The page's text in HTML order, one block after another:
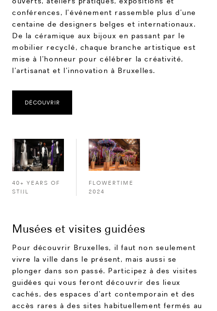
conférences, l’événement rassemble plus d’une
centaine de designers belges et internationaux.
De la céramique aux bijoux en passant par le
mobilier recyclé, chaque branche artistique est
mise à l’honneur pour célébrer la créativité,
l’artisanat et l’innovation à Bruxelles.
DÉCOUVRIR
40+ YEARS OF
STIJL
FLOWERTIME
2024
Musées et visites guidées
Pour découvrir Bruxelles, il faut non seulement
vivre la ville dans le présent, mais aussi se
plonger dans son passé. Participez à des visites
guidées qui vous feront découvrir des lieux
cachés, des espaces d’art contemporain et des
accès rares à des sites habituellement fermés au